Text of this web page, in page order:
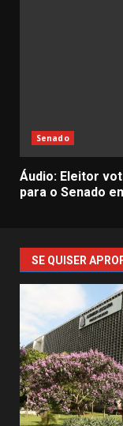
Senado
Áudio: Eleitor
para o Senado
SE QUISER